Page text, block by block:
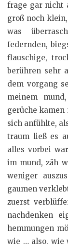
frage gar nicht
groß noch
was
federnden,
flauschige,
berühren sehr
dem vorgang
meinem
gerüche kamen
sich anfühlte,
traum ließ es
alles vorbei
im mund, zäh
weniger
gaumen
zuerst
nachdenken
hemmungen
wie … also, wie